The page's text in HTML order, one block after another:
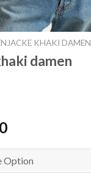
KHAKI DAMEN
damen